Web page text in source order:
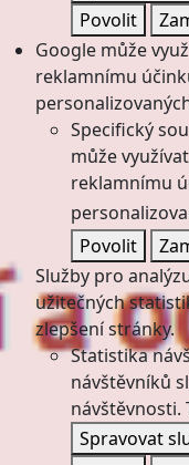
Povolit
Google může
reklamnímu
Specifický
může
reklamnímu
Povolit
Služby pro
užitečných
zlepšení stránky.
Statistika
návštěvníků
návštěvnosti.
Spravovat